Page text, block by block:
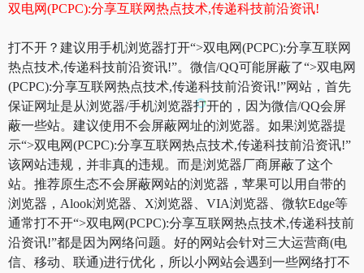
双电网(PCPC):分享互联网热点技术,传递科技前沿资讯!
打不开？建议用手机浏览器打开“>双电网(PCPC):分享互联网
热点技术,传递科技前沿资讯!”。微信/QQ可能屏蔽了“>双电网
(PCPC):分享互联网热点技术,传递科技前沿资讯!”网站，首先
保证网址是从浏览器/手机浏览器打开的，因为微信/QQ会屏
蔽一些站。建议使用不会屏蔽网址的浏览器。如果浏览器提
示“>双电网(PCPC):分享互联网热点技术,传递科技前沿资讯!”
该网站违规，并非真的违规。而是浏览器厂商屏蔽了这个
站。推荐原生态不会屏蔽网站的浏览器，苹果可以用自带的
浏览器，Alook浏览器、X浏览器、VIA浏览器、微软Edge等
通常打不开“>双电网(PCPC):分享互联网热点技术,传递科技前
沿资讯!”都是因为网络问题。好的网站会针对三大运营商(电
信、移动、联通)进行优化，所以小网站会遇到一些网络打不